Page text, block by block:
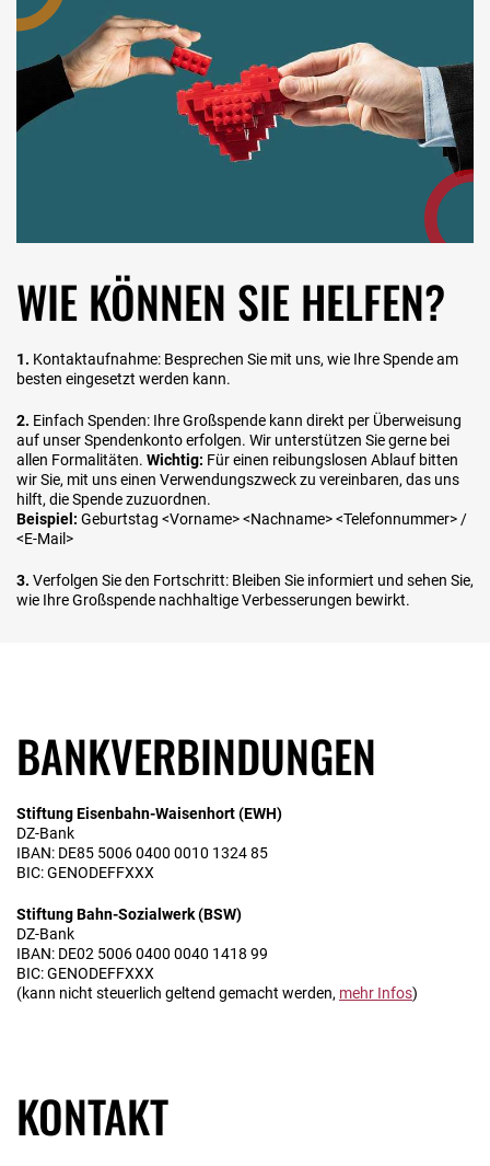
WIE KÖNNEN SIE HELFEN?
1. Kontaktaufnahme: Besprechen Sie mit uns, wie Ihre Spende am
besten eingesetzt werden kann.
2. Einfach Spenden: Ihre Großspende kann direkt per Überweisung
auf unser Spendenkonto erfolgen. Wir unterstützen Sie gerne bei
allen Formalitäten. Wichtig: Für einen reibungslosen Ablauf bitten
wir Sie, mit uns einen Verwendungszweck zu vereinbaren, das uns
hilft, die Spende zuzuordnen.
Beispiel: Geburtstag <Vorname> <Nachname> <Telefonnummer> /
<E-Mail>
3. Verfolgen Sie den Fortschritt: Bleiben Sie informiert und sehen Sie,
wie Ihre Großspende nachhaltige Verbesserungen bewirkt.
BANKVERBINDUNGEN
Stiftung Eisenbahn-Waisenhort (EWH)
DZ-Bank
IBAN: DE85 5006 0400 0010 1324 85
BIC: GENODEFFXXX
Stiftung Bahn-Sozialwerk (BSW)
DZ-Bank
IBAN: DE02 5006 0400 0040 1418 99
BIC: GENODEFFXXX
(kann nicht steuerlich geltend gemacht werden, mehr Infos)
KONTAKT